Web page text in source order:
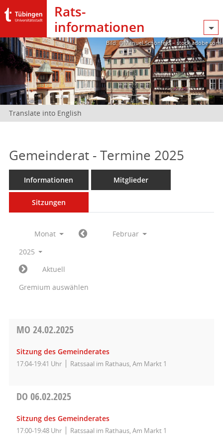
Rats­
informationen
Bild: @Manuel Schönfeld – stock.adobe.com
Translate into English
Gemeinderat - Termine 2025
Informationen Mitglieder
Sitzungen
Monat
Februar
2025
Aktuell
Gremium auswählen
MO 24.02.2025
Sitzung des Gemeinderates
17:04-19:41 Uhr Ratssaal im Rathaus, Am Markt 1
DO 06.02.2025
Sitzung des Gemeinderates
17:00-19:48 Uhr Ratssaal im Rathaus, Am Markt 1